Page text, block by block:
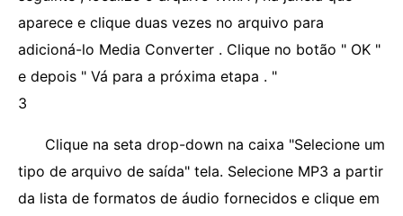
aparece e clique duas vezes no arquivo para
adicioná-lo Media Converter . Clique no botão " OK "
e depois " Vá para a próxima etapa . "
3
Clique na seta drop-down na caixa "Selecione um
tipo de arquivo de saída" tela. Selecione MP3 a partir
da lista de formatos de áudio fornecidos e clique em